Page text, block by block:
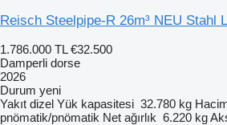
Reisch Steelpipe-R 26m³ NEU Stahl
1.786.000 TL €32.500
Damperli dorse
2026
Durum yeni
Yakıt dizel Yük kapasitesi 32.780 kg
pnömatik/pnömatik Net ağırlık 6.220 kg